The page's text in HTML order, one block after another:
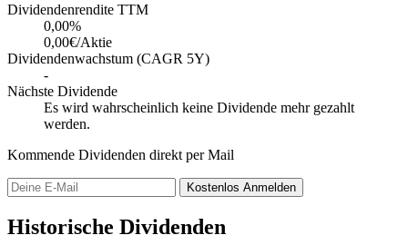
Dividendenrendite TTM
0,00%
0,00€/Aktie
Dividendenwachstum (CAGR 5Y)
-
Nächste Dividende
Es wird wahrscheinlich keine Dividende mehr gezahlt
werden.
Kommende Dividenden direkt per Mail
Kostenlos Anmelden
Historische Dividenden